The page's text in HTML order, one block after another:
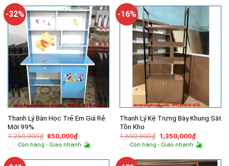
-32%
Thanh Lý Bàn Học Trẻ Em Giá Rẻ
Mới 99%
1,250,000₫ Giá
gốc
là:
850,000₫Giá
hiện
tại
850,000₫.
Còn hàng - Giao nhanh
-16%
Thanh Lý Kệ Trưng Bày Khung Sắt
Tồn Kho
1,600,000₫ Giá
gốc
là:
1,350,000₫Giá
hiện
tại
Còn hàng - Giao nhanh